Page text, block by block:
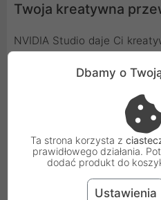
Twoja kreatywna
NVIDIA Studio daje Ci
wydajność edycji wideo,
graficznego. Ciesz się
aplikacjach
sterownikami NVIDIA
kątem zapewnienia
zestawem wyjątkowych
moc platformy RTX w
Dbamy o
Ta strona korzysta z
prawidłowego działania.
dodać produkt do
Ustawienia